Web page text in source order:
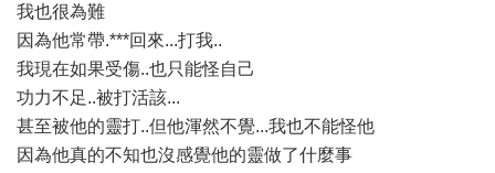
我也很為難
因為他常帶.***回來...打我..
我現在如果受傷..也只能怪自己
功力不足..被打活該...
甚至被他的靈打..但他渾然不覺...我也不能怪他
因為他真的不知也沒感覺他的靈做了什麼事